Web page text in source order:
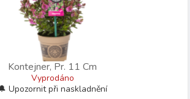
Kontejner, Pr. 11 Cm
Vyprodáno